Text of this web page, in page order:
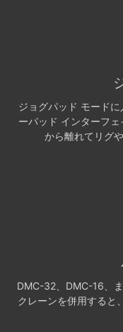
ジョグパッド モード
ーパッド インターフ
から離れてリグ
DMC-32、DMC-16、
クレーンを併用すると